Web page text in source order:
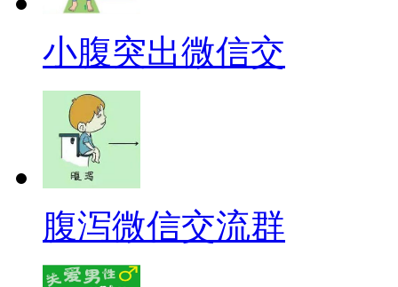
小腹突出微信交
腹泻微信交流群